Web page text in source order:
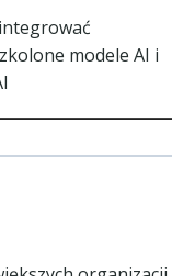
modele AI i